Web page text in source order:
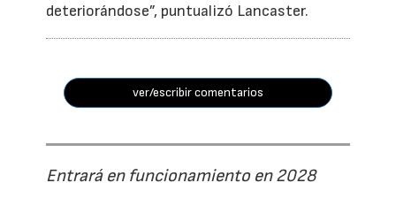
deteriorándose”, puntualizó Lancaster.
ver/escribir comentarios
Entrará en funcionamiento en 2028